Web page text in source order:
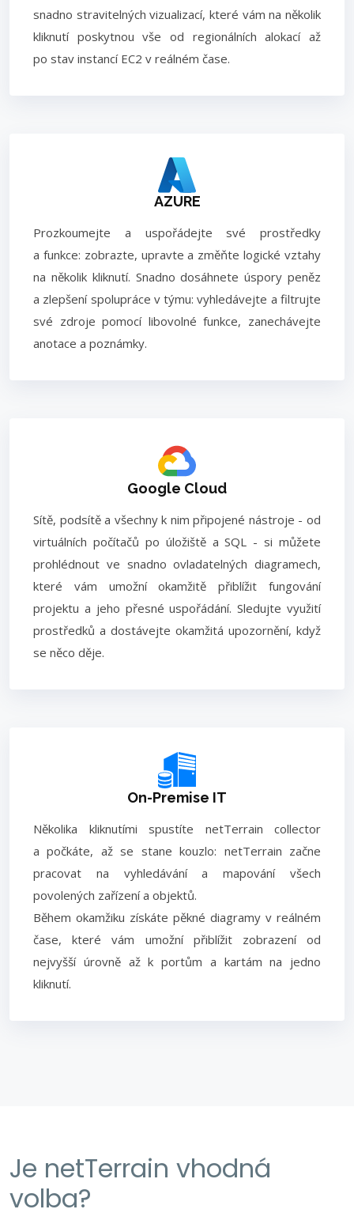
snadno stravitelných vizualizací, které vám na několik
kliknutí poskytnou vše od regionálních alokací až
po stav instancí EC2 v reálném čase.
AZURE
Prozkoumejte a uspořádejte své prostředky
a funkce: zobrazte, upravte a změňte logické vztahy
na několik kliknutí. Snadno dosáhnete úspory peněz
a zlepšení spolupráce v týmu: vyhledávejte a filtrujte
své zdroje pomocí libovolné funkce, zanechávejte
anotace a poznámky.
Google Cloud
Sítě, podsítě a všechny k nim připojené nástroje - od
virtuálních počítačů po úložiště a SQL - si můžete
prohlédnout ve snadno ovladatelných diagramech,
které vám umožní okamžitě přiblížit fungování
projektu a jeho přesné uspořádání. Sledujte využití
prostředků a dostávejte okamžitá upozornění, když
se něco děje.
On-Premise IT
Několika kliknutími spustíte netTerrain collector
a počkáte, až se stane kouzlo: netTerrain začne
pracovat na vyhledávání a mapování všech
povolených zařízení a objektů.
Během okamžiku získáte pěkné diagramy v reálném
čase, které vám umožní přiblížit zobrazení od
nejvyšší úrovně až k portům a kartám na jedno
kliknutí.
Je netTerrain vhodná
volba?